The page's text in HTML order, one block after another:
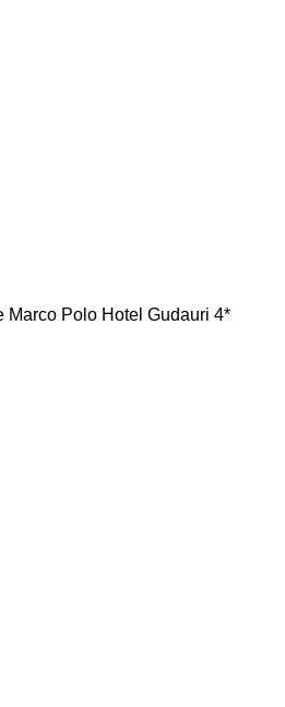
Marco Polo Hotel Gudauri 4*